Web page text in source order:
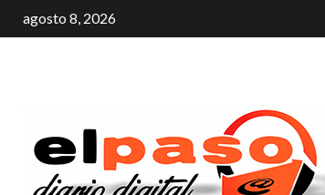
agosto 8, 2026